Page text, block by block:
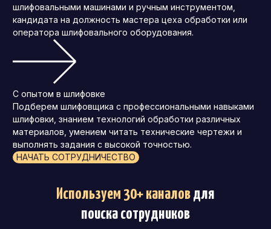
шлифовальными машинами и ручным инструментом,
кандидата на должность мастера цеха обработки или
оператора шлифовального оборудования.
С опытом в шлифовке
Подберем шлифовщика с профессиональными навыками
шлифовки, знанием технологий обработки различных
материалов, умением читать технические чертежи и
выполнять задания с высокой точностью.
НАЧАТЬ СОТРУДНИЧЕСТВО
Используем 30+ каналовдля
поиска сотрудников